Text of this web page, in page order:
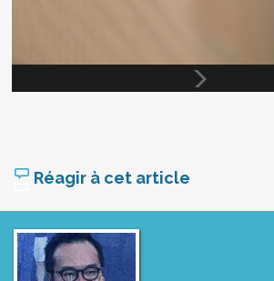
Réagir à cet article